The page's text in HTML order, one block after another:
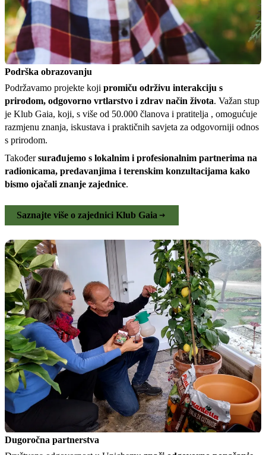
Podrška obrazovanju
Podržavamo projekte koji promiču održivu interakciju s
prirodom, odgovorno vrtlarstvo i zdrav način života. Važan stup
je Klub Gaia, koji, s više od 50.000 članova i pratitelja , omogućuje
razmjenu znanja, iskustava i praktičnih savjeta za odgovorniji odnos
s prirodom.
Takođersurađujemo s lokalnim i profesionalnim partnerima na
radionicama, predavanjima i terenskim konzultacijama kako
bismo ojačali znanje zajednice.
Saznajte više o zajednici Klub Gaia
Dugoročna partnerstva